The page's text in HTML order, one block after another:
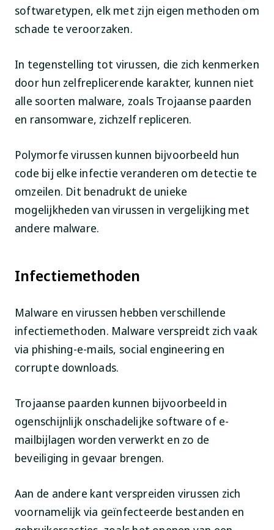
softwaretypen, elk met zijn eigen methoden om
schade te veroorzaken.
In tegenstelling tot virussen, die zich kenmerken
door hun zelfreplicerende karakter, kunnen niet
alle soorten malware, zoals Trojaanse paarden
en ransomware, zichzelf repliceren.
Polymorfe virussen kunnen bijvoorbeeld hun
code bij elke infectie veranderen om detectie te
omzeilen. Dit benadrukt de unieke
mogelijkheden van virussen in vergelijking met
andere malware.
Infectiemethoden
Malware en virussen hebben verschillende
infectiemethoden. Malware verspreidt zich vaak
via phishing-e-mails, social engineering en
corrupte downloads.
Trojaanse paarden kunnen bijvoorbeeld in
ogenschijnlijk onschadelijke software of e-
mailbijlagen worden verwerkt en zo de
beveiliging in gevaar brengen.
Aan de andere kant verspreiden virussen zich
voornamelijk via geïnfecteerde bestanden en